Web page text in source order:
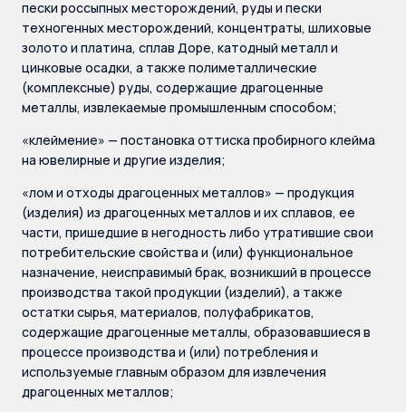
пески россыпных месторождений, руды и пески
техногенных месторождений, концентраты, шлиховые
золото и платина, сплав Доре, катодный металл и
цинковые осадки, а также полиметаллические
(комплексные) руды, содержащие драгоценные
металлы, извлекаемые промышленным способом;
«клеймение» — постановка оттиска пробирного клейма
на ювелирные и другие изделия;
«лом и отходы драгоценных металлов» — продукция
(изделия) из драгоценных металлов и их сплавов, ее
части, пришедшие в негодность либо утратившие свои
потребительские свойства и (или) функциональное
назначение, неисправимый брак, возникший в процессе
производства такой продукции (изделий), а также
остатки сырья, материалов, полуфабрикатов,
содержащие драгоценные металлы, образовавшиеся в
процессе производства и (или) потребления и
используемые главным образом для извлечения
драгоценных металлов;